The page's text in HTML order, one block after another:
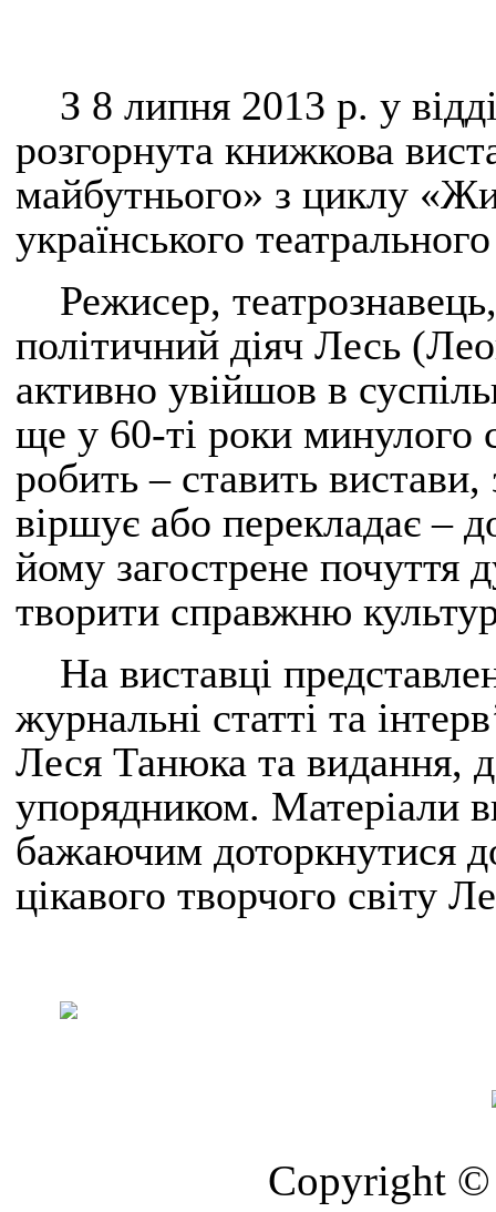
З 8 липня 2013 р. у
розгорнута книжкова
майбутнього» з циклу
українського
Режисер,
політичний діяч Лесь
активно увійшов в
ще у 60-ті роки минулого
робить – ставить
віршує або перекладає –
йому загострене почуття
творити справжню
На виставці
журнальні статті та
Леся Танюка та видання,
упорядником. Матеріали
бажаючим доторкнутися
цікавого творчого світу
Copyright ©